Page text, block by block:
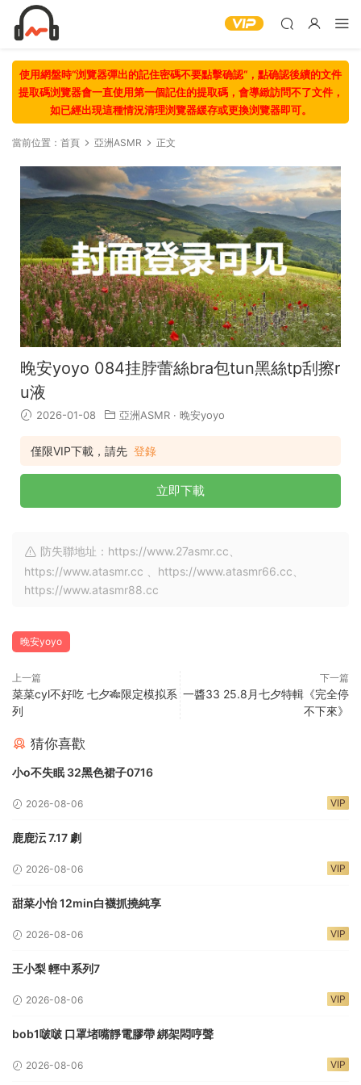
使用網盤時“浏覽器彈出的記住密碼不要點擊确認“，點确認後續的文件
提取碼浏覽器會一直使用第一個記住的提取碼，會導緻訪問不了文件，
如已經出現這種情況清理浏覽器緩存或更換浏覽器即可。
當前位置： 首頁 亞洲ASMR 正文
晚安yoyo 084挂脖蕾絲bra包tun黑絲tp刮擦r
u液
2026-01-08 亞洲ASMR · 晚安yoyo
僅限VIP下載，請先 登錄
立即下載
防失聯地址：https://www.27asmr.cc、
https://www.atasmr.cc 、https://www.atasmr66.cc、
https://www.atasmr88.cc
晚安yoyo
上一篇
菜菜cyl不好吃 七夕🎋限定模拟系
列
下一篇
一醬33 25.8月七夕特輯《完全停
不下來》
猜你喜歡
小o不失眠 32黑色裙子0716
2026-08-06 VIP
鹿鹿沄 7.17 劇
2026-08-06 VIP
甜菜小怡 12min白襪抓撓純享
2026-08-06 VIP
王小梨 輕中系列7
2026-08-06 VIP
bob1啵啵 口罩堵嘴靜電膠帶 綁架悶哼聲
2026-08-06 VIP